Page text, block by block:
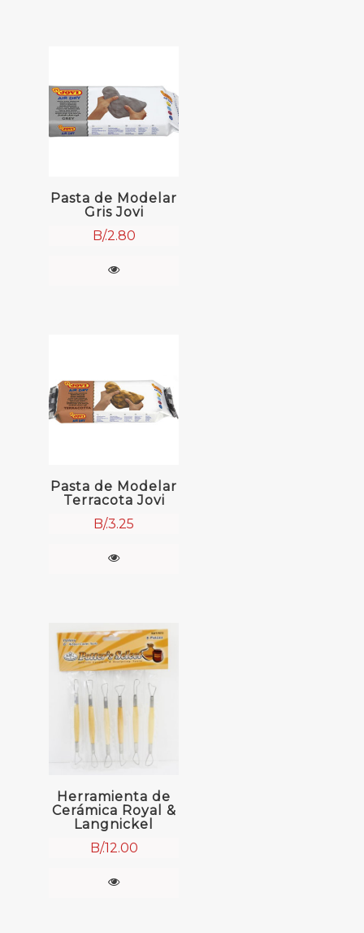
Pasta de Modelar
Gris Jovi
B/.2.80
Pasta de Modelar
Terracota Jovi
B/.3.25
Herramienta de
Cerámica Royal &
Langnickel
B/.12.00